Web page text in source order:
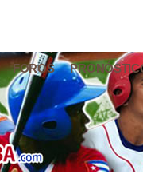
FOROS